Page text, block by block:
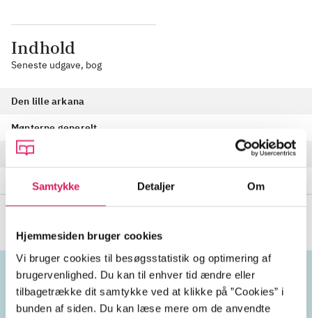
Samtykke Detaljer Om
Hjemmesiden bruger cookies
Vi bruger cookies til besøgsstatistik og optimering af
brugervenlighed. Du kan til enhver tid ændre eller
tilbagetrække dit samtykke ved at klikke på ”Cookies” i
bunden af siden. Du kan læse mere om de anvendte
Indhold
Seneste udgave, bog
Den lille arkana
Mønterne generelt
Hofkort
Den store arkana
Emneord